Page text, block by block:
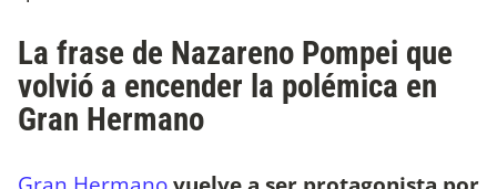
La frase de Nazareno Pompei que
volvió a encender la polémica en
Gran Hermano